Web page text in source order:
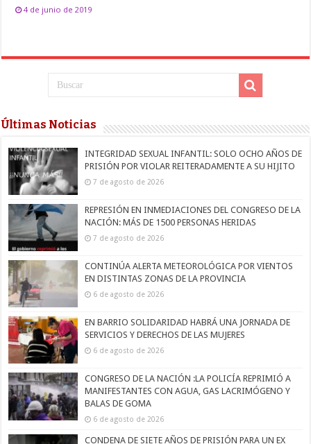
4 de junio de 2019
Últimas Noticias
INTEGRIDAD SEXUAL INFANTIL: SOLO OCHO AÑOS DE
PRISIÓN POR VIOLAR REITERADAMENTE A SU HIJITO
7 de agosto de 2026
REPRESIÓN EN INMEDIACIONES DEL CONGRESO DE LA
NACIÓN: MÁS DE 1500 PERSONAS HERIDAS
7 de agosto de 2026
CONTINÚA ALERTA METEOROLÓGICA POR VIENTOS
EN DISTINTAS ZONAS DE LA PROVINCIA
6 de agosto de 2026
EN BARRIO SOLIDARIDAD HABRÁ UNA JORNADA DE
SERVICIOS Y DERECHOS DE LAS MUJERES
6 de agosto de 2026
CONGRESO DE LA NACIÓN :LA POLICÍA REPRIMIÓ A
MANIFESTANTES CON AGUA, GAS LACRIMÓGENO Y
BALAS DE GOMA
6 de agosto de 2026
CONDENA DE SIETE AÑOS DE PRISIÓN PARA UN EX